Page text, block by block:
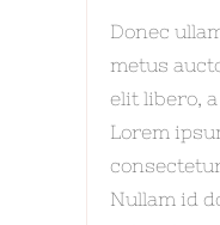
Donec
metus
elit libero,
Lorem
Nullam id